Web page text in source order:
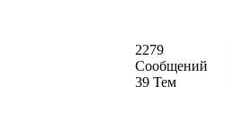
2279
Сообщений
39 Тем